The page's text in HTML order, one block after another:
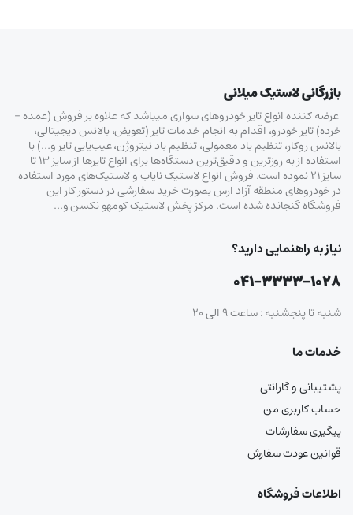
بازرگانی لاستیک میلانی
عرضه کننده انواع تایر خودروهای سواری میباشد که علاوه بر فروش (عمده –
خرده‌) تایر خودرو، اقدام به انجام خدمات تایر (تعویض، بالانس دیجیتالی،
بالانس روکار، تنظیم باد معمولی، تنظیم باد نیتروژن، عیب‌یابی تایر و…) با
استفاده از به روزترین و دقیق‌ترین دستگاه‌ها برای انواع تایرها از سایز ۱۳ تا
سایز ۲۱ نموده است. فروش انواع لاستیک‌ نایاب و لاستیک‌های مورد استفاده
در خودروهای منطقه آزاد ارس بصورت خرید سفارشی در دستور کار این
فروشگاه گنجانده شده است. مرکز پخش لاستیک کومهو نکسن و…
نیاز به راهنمایی دارید؟
۰۴۱-۳۳۳۳-۱۰۲۸
شنبه تا پنجشنبه : ساعت ۹ الی ۲۰
خدمات ما
پشتیبانی و گارانتی
حساب کاربری من
پیگیری سفارشات
قوانین عودت سفارش
اطلاعات فروشگاه